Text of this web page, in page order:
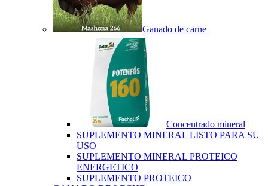
Ganado de carne
Concentrado mineral
SUPLEMENTO MINERAL LISTO PARA SU
USO
SUPLEMENTO MINERAL PROTEICO
ENERGETICO
SUPLEMENTO PROTEICO